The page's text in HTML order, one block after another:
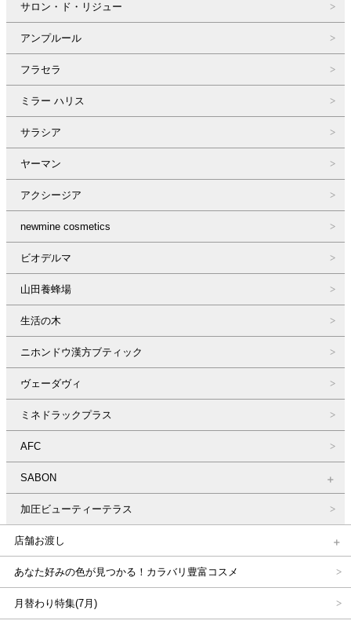
サロン・ド・リジュー
アンプルール
フラセラ
ミラー ハリス
サラシア
ヤーマン
アクシージア
newmine cosmetics
ビオデルマ
山田養蜂場
生活の木
ニホンドウ漢方ブティック
ヴェーダヴィ
ミネドラックプラス
AFC
SABON
加圧ビューティーテラス
店舗お渡し
あなた好みの色が見つかる！カラバリ豊富コスメ
月替わり特集(7月)